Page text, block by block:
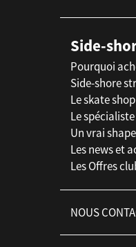
Side-
Pourquoi
Side-shore
Le skate shop
Le
Un vrai
Les news et
Les Offres
NOUS